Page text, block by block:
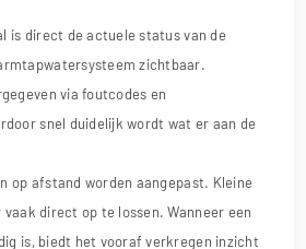
is direct de actuele status van de
zichtbaar.
via foutcodes en
snel duidelijk wordt wat er aan de
op afstand worden aangepast. Kleine
direct op te lossen. Wanneer een
is, biedt het vooraf verkregen inzicht